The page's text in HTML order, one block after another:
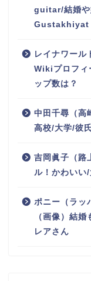
guitar/結婚や
Gustakhiyat
レイナワール
Wikiプロフィ
ップ数は？
中田千尋（高
高校/大学/彼
吉岡眞子（路
ル！かわい
ポニー（ラッ
（画像）結
レアさん